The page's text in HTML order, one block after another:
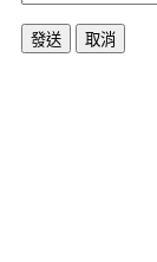
發送 取消